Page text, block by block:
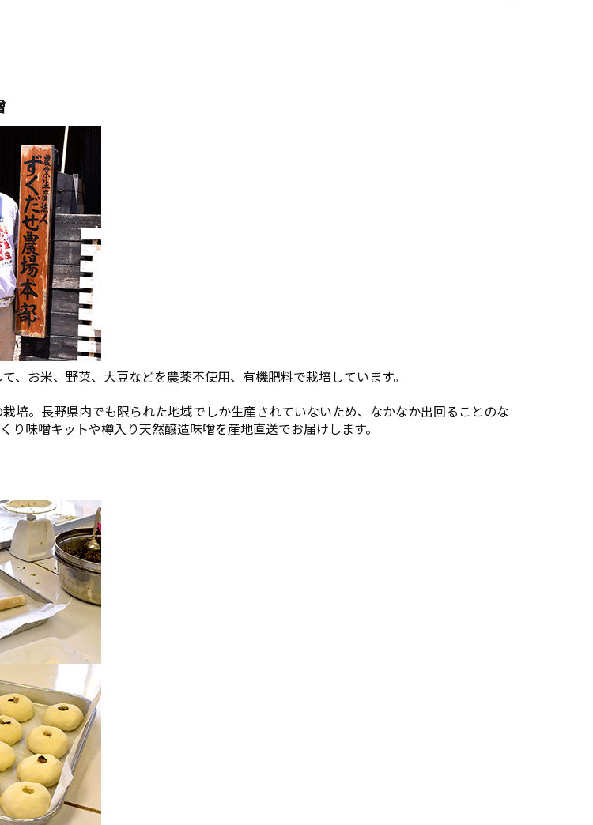
お米、野菜、大豆などを農薬不使用、有機肥料で栽培しています。
培。長野県内でも限られた地域でしか生産されていないため、なかなか出回ることのな
味噌キットや樽入り天然醸造味噌を産地直送でお届けします。